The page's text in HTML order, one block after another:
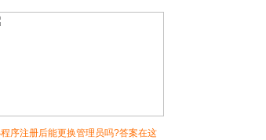
序注册后能更换管理员吗?答案在这